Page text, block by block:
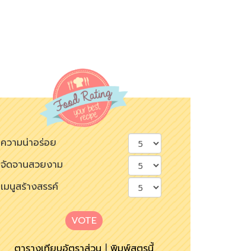
ความน่าอร่อย
จัดจานสวยงาม
เมนูสร้างสรรค์
VOTE